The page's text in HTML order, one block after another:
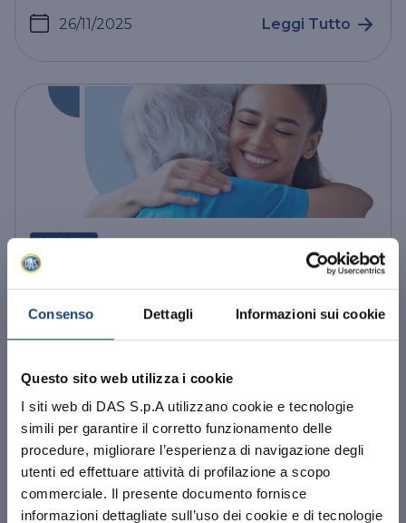
Consenso Dettagli Informazioni sui cookie
Questo sito web utilizza i cookie
I siti web di DAS S.p.A utilizzano cookie e tecnologie
simili per garantire il corretto funzionamento delle
procedure, migliorare l’esperienza di navigazione degli
utenti ed effettuare attività di profilazione a scopo
commerciale. Il presente documento fornisce
informazioni dettagliate sull’uso dei cookie e di tecnologie
26/11/2025 Leggi Tutto
AZIENDA
Incidente sportivo durante
Libera” ci ha contattato dopo un grave
incidente occorso durante ...
19/11/2025 Leggi Tutto